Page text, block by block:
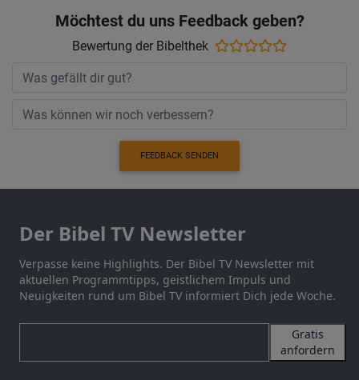
Möchtest du uns Feedback geben?
Bewertung der Bibelthek
FEEDBACK SENDEN
Der Bibel TV Newsletter
Verpasse keine Highlights. Der Bibel TV Newsletter mit
aktuellen Programmtipps, geistlichem Impuls und
Neuigkeiten rund um Bibel TV informiert Dich jede Woche.
Gratis
anfordern